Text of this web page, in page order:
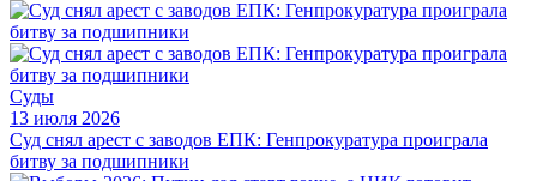
Суды
13 июля 2026
Суд снял арест с заводов ЕПК: Генпрокуратура проиграла
битву за подшипники